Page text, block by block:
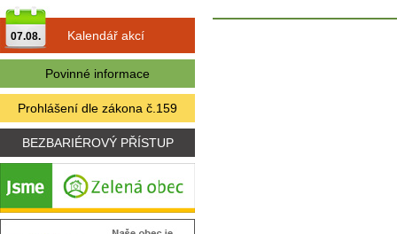
07.08. Kalendář akcí
Povinné informace
Prohlášení dle zákona č.159
BEZBARIÉROVÝ PŘÍSTUP